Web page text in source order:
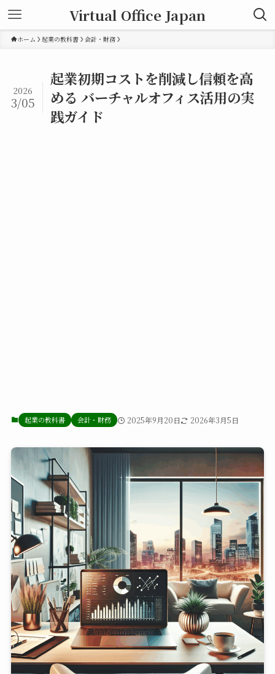
Virtual Office Japan
ホーム 起業の教科書 会計・財務
起業初期コストを削減し信頼を高
める バーチャルオフィス活用の実
践ガイド
2026
3/05
起業の教科書 会計・財務 2025年9月20日 2026年3月5日